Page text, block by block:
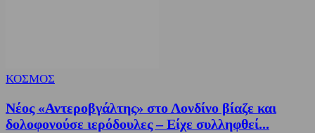
ΚΟΣΜΟΣ
Νέος «Αντεροβγάλτης» στο Λονδίνο βίαζε και
δολοφονούσε ιερόδουλες – Είχε συλληφθεί...